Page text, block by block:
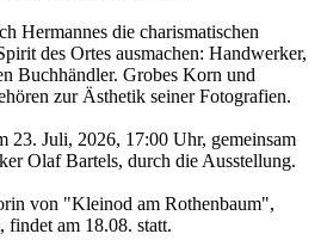
Hermannes die charismatischen
des Ortes ausmachen: Handwerker,
Buchhändler. Grobes Korn und
zur Ästhetik seiner Fotografien.
23. Juli, 2026, 17:00 Uhr, gemeinsam
Olaf Bartels, durch die Ausstellung.
von "Kleinod am Rothenbaum",
findet am 18.08. statt.